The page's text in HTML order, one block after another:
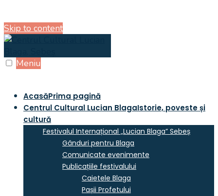
Skip to content
Meniu
AcasăPrima pagină
Centrul Cultural Lucian BlagaIstorie, poveste și
cultură
Festivalul Internațional „Lucian Blaga” Sebeș
Gânduri pentru Blaga
Comunicate evenimente
Publicațiile festivalului
Caietele Blaga
Pașii Profetului